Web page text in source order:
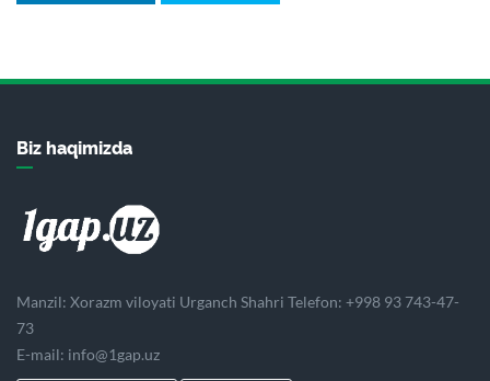
Biz haqimizda
Manzil: Xorazm viloyati Urganch Shahri Telefon: +998 93 743-47-
73
E-mail: info@1gap.uz